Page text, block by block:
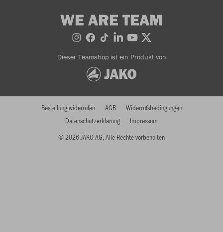
WE ARE TEAM
Dieser Teamshop ist ein Produkt von
© 2026 JAKO AG, Alle Rechte vorbehalten
Bestellung widerrufen AGB
Widerrufsbedingungen
Datenschutzerklärung
Impressum